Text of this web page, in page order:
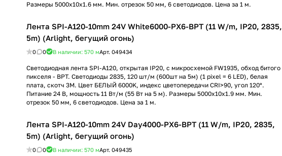
Размеры 5000x10x1.6 мм. Мин. отрезок 50 мм, 6 светодиодов. Цена за 1 м.
Лента SPI-A120-10mm 24V White6000-PX6-BPT (11 W/m, IP20, 2835,
5m) (Arlight, бегущий огонь)
0 0 В наличии: 570 мАрт. 049434
Светодиодная лента SPI-A120, открытая IP20, с микросхемой FW1935, обход битого
пикселя - BPT. Светодиоды 2835, 120 шт/м (600шт на 5м) (1 pixel = 6 LED), белая
плата, скотч 3М. Цвет БЕЛЫЙ 6000K, индекс цветопередачи CRI>90, угол 120°.
Питание 24 В, мощность 11 Вт/м (55 Вт на 5 м). Размеры 5000x10x1.9 мм. Мин.
отрезок 50 мм, 6 светодиодов. Цена за 1 м.
Лента SPI-A120-10mm 24V Day4000-PX6-BPT (11 W/m, IP20, 2835,
5m) (Arlight, бегущий огонь)
0 0 В наличии: 570 мАрт. 049435